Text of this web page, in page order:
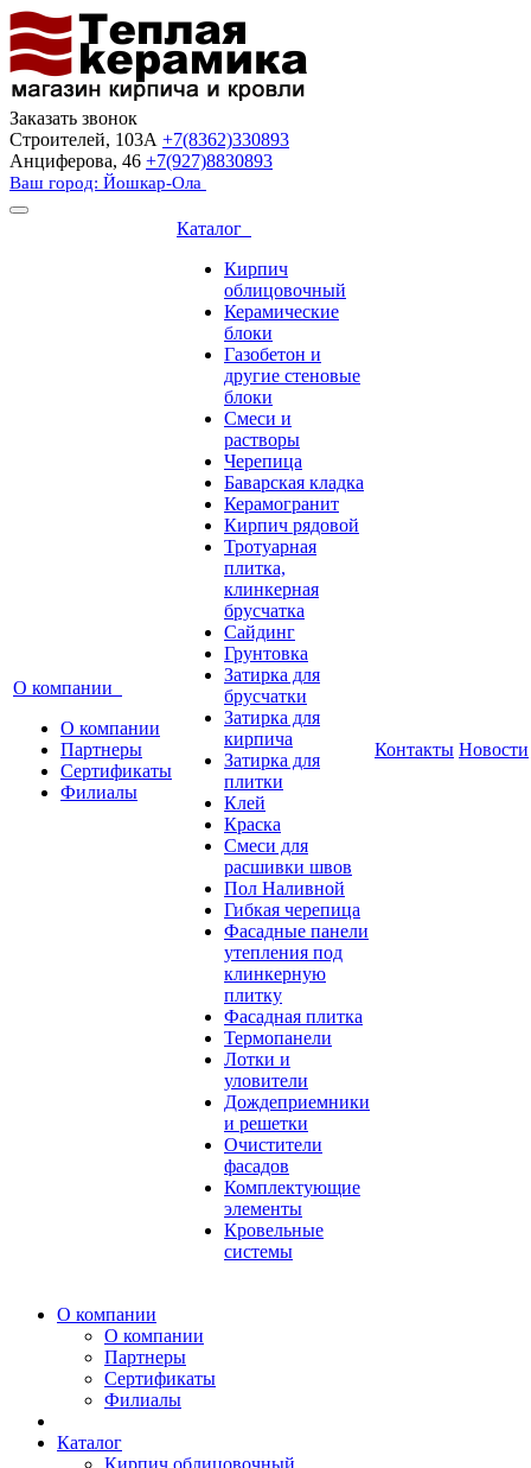
Заказать звонок
Строителей, 103А +7(8362)330893
Анциферова, 46 +7(927)8830893
Ваш город: Йошкар-Ола
О компании
О компании
Партнеры
Сертификаты
Филиалы
Каталог
Кирпич
облицовочный
Керамические
блоки
Газобетон и
другие стеновые
блоки
Смеси и
растворы
Черепица
Баварская кладка
Керамогранит
Кирпич рядовой
Тротуарная
плитка,
клинкерная
брусчатка
Сайдинг
Грунтовка
Затирка для
брусчатки
Затирка для
кирпича
Затирка для
плитки
Клей
Краска
Смеси для
расшивки швов
Пол Наливной
Гибкая черепица
Фасадные панели
утепления под
клинкерную
плитку
Фасадная плитка
Термопанели
Лотки и
уловители
Дождеприемники
и решетки
Очистители
фасадов
Комплектующие
элементы
Кровельные
системы
Контакты Новости
О компании
О компании
Партнеры
Сертификаты
Филиалы
Каталог
Кирпич облицовочный